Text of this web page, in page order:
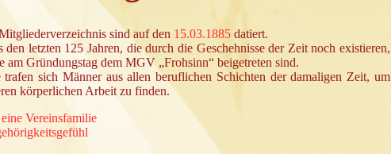
sind auf den 15.03.1885 datiert.
letzten 125 Jahren, die durch die Geschehnisse der Zeit noch existieren,
Gründungstag dem MGV „Frohsinn“ beigetreten sind.
sich Männer aus allen beruflichen Schichten der damaligen Zeit, um
körperlichen Arbeit zu finden.
Vereinsfamilie